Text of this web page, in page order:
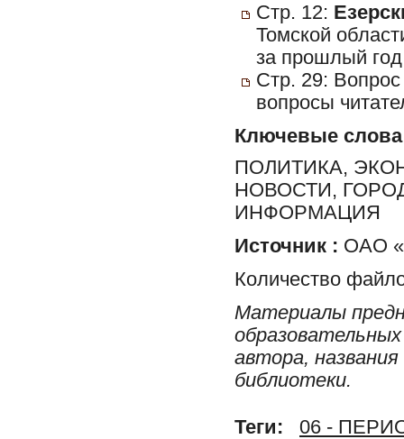
Стр. 12:
Томской
за прошлый
Стр. 29:
вопросы
Ключевые слова
ПОЛИТИКА,
НОВОСТИ,
ИНФОРМАЦИЯ
Источник : ОАО
Количество
Материалы
автора,
библиотеки.
Теги: 06 -